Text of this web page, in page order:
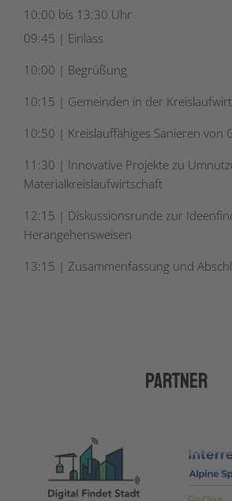
10:00 bis 13:30 Uhr
09:45 | Einlass
10:00 | Begrüßung
10:15 | Gemeinden in der
10:50 | Kreislauffähiges Sanieren von
11:30 | Innovative Projekte zu
Materialkreislaufwirtschaft
12:15 | Diskussionsrunde zur
Herangehensweisen
13:15 | Zusammenfassung und
Partner